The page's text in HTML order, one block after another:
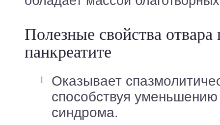
Полезные свойства
панкреатите
Оказывает спазмолитическое действие,
способствуя уменьшению
синдрома.